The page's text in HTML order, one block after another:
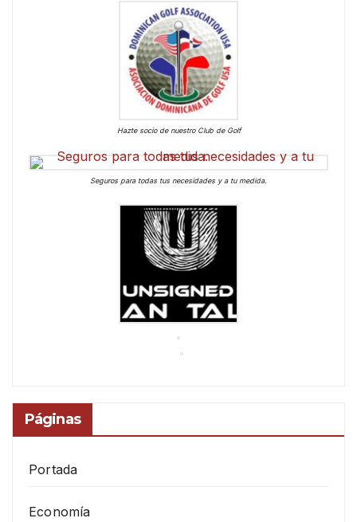
Hazte socio de nuestro Club de Golf
Seguros para todas tus necesidades y a tu medida.
Páginas
Portada
Economía